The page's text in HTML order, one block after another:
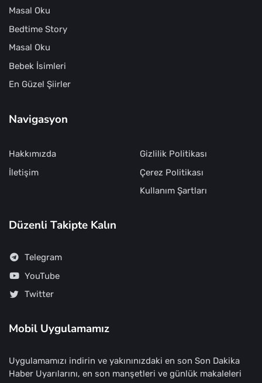
Masal Oku
Bedtime Story
Masal Oku
Bebek İsimleri
En Güzel Şiirler
Navigasyon
Hakkımızda
İletişim
Gizlilik Politikası
Çerez Politikası
Kullanım Şartları
Düzenli Takipte Kalın
Telegram
YouTube
Twitter
Mobil Uygulamamız
Uygulamamızı indirin ve yakınınızdaki en son Son Dakika
Haber Uyarılarını, en son manşetleri ve günlük makaleleri